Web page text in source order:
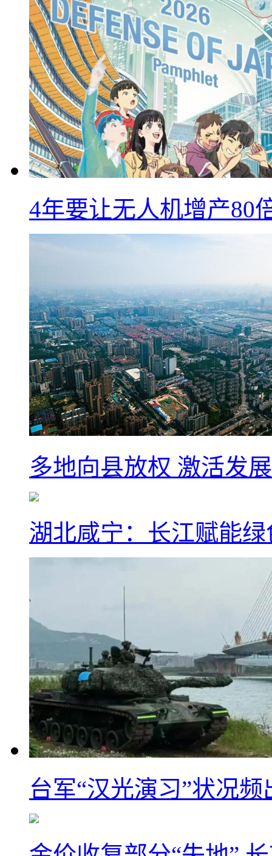
4年要让无人机增产80
多地向县放权 激活发
湖北咸宁：长江赋能
台军“汉光演习”状况